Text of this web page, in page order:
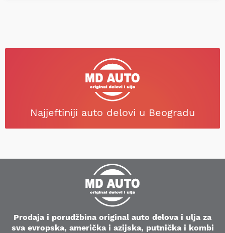
Najjeftiniji auto delovi u Beogradu
Prodaja i porudžbina original auto delova i ulja za
sva evropska, američka i azijska, putnička i kombi